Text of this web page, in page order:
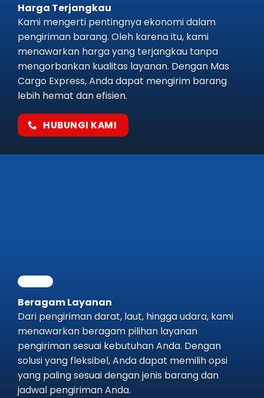
Harga Terjangkau
Kami mengerti pentingnya ekonomi dalam
pengiriman barang. Oleh karena itu, kami
menawarkan harga yang terjangkau tanpa
mengorbankan kualitas layanan. Dengan Mas
Cargo Express, Anda dapat mengirim barang
lebih hemat dan efisien.
HUBUNGI KAMI
Beragam Layanan
Dari pengiriman darat, laut, hingga udara, kami
menawarkan beragam pilihan layanan
pengiriman sesuai kebutuhan Anda. Dengan
solusi yang fleksibel, Anda dapat memilih opsi
yang paling sesuai dengan jenis barang dan
jadwal pengiriman Anda.